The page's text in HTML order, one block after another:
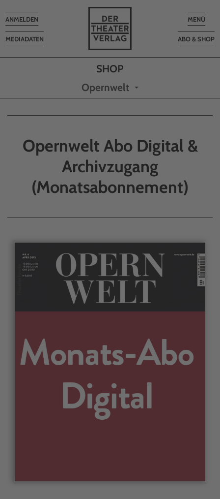
Toggle
MENÜ
ABO & SHOP
MEDIADATEN
Toggle
navigation
ANMELDEN
Opernwelt
Opernwelt Abo Digital &
Archivzugang
(Monatsabonnement)